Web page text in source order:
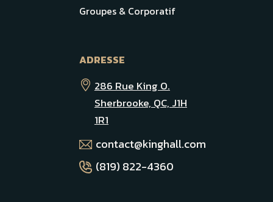
Groupes & Corporatif
ADRESSE
286 Rue King O.
Sherbrooke, QC, J1H
1R1
contact@kinghall.com
(819) 822-4360